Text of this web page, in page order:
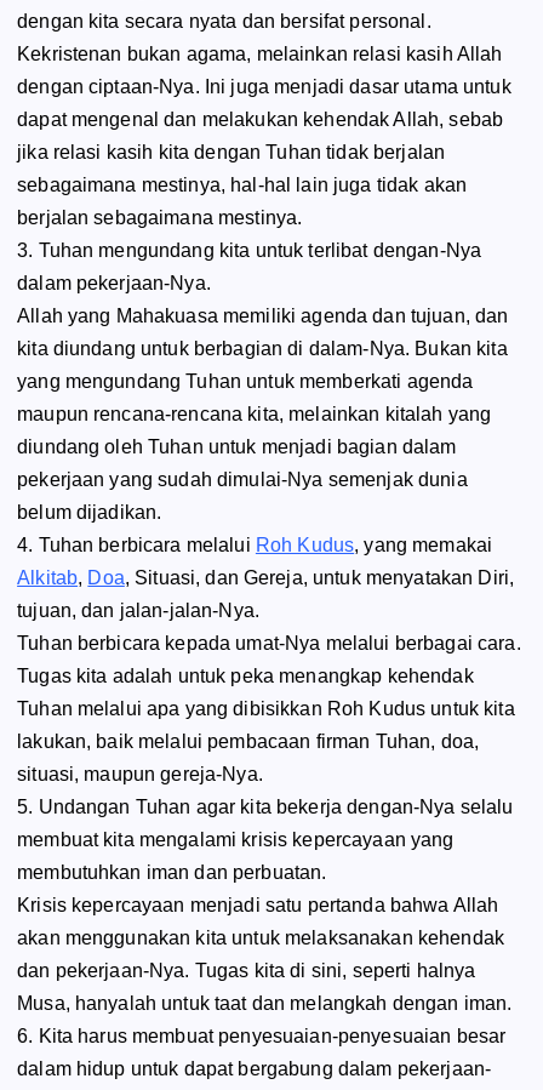
dengan kita secara nyata dan bersifat personal.
Kekristenan bukan agama, melainkan relasi kasih Allah
dengan ciptaan-Nya. Ini juga menjadi dasar utama untuk
dapat mengenal dan melakukan kehendak Allah, sebab
jika relasi kasih kita dengan Tuhan tidak berjalan
sebagaimana mestinya, hal-hal lain juga tidak akan
berjalan sebagaimana mestinya.
3. Tuhan mengundang kita untuk terlibat dengan-Nya
dalam pekerjaan-Nya.
Allah yang Mahakuasa memiliki agenda dan tujuan, dan
kita diundang untuk berbagian di dalam-Nya. Bukan kita
yang mengundang Tuhan untuk memberkati agenda
maupun rencana-rencana kita, melainkan kitalah yang
diundang oleh Tuhan untuk menjadi bagian dalam
pekerjaan yang sudah dimulai-Nya semenjak dunia
belum dijadikan.
4. Tuhan berbicara melalui Roh Kudus, yang memakai
Alkitab, Doa, Situasi, dan Gereja, untuk menyatakan Diri,
tujuan, dan jalan-jalan-Nya.
Tuhan berbicara kepada umat-Nya melalui berbagai cara.
Tugas kita adalah untuk peka menangkap kehendak
Tuhan melalui apa yang dibisikkan Roh Kudus untuk kita
lakukan, baik melalui pembacaan firman Tuhan, doa,
situasi, maupun gereja-Nya.
5. Undangan Tuhan agar kita bekerja dengan-Nya selalu
membuat kita mengalami krisis kepercayaan yang
membutuhkan iman dan perbuatan.
Krisis kepercayaan menjadi satu pertanda bahwa Allah
akan menggunakan kita untuk melaksanakan kehendak
dan pekerjaan-Nya. Tugas kita di sini, seperti halnya
Musa, hanyalah untuk taat dan melangkah dengan iman.
6. Kita harus membuat penyesuaian-penyesuaian besar
dalam hidup untuk dapat bergabung dalam pekerjaan-